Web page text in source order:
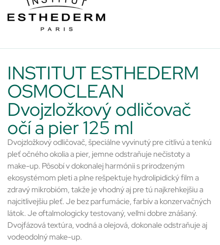
INSTITUT ESTHEDERM
OSMOCLEAN
Dvojzložkový odličovač
očí a pier 125 ml
Dvojzložkový odličovač, špeciálne vyvinutý pre citlivú a tenkú
pleť očného okolia a pier, jemne odstraňuje nečistoty a
make-up. Pôsobí v dokonalej harmónii s prirodzeným
ekosystémom pleti a plne rešpektuje hydrolipidický film a
zdravý mikrobióm, takže je vhodný aj pre tú najkrehkejšiu a
najcitlivejšiu pleť. Je bez parfumácie, farbív a konzervačných
látok. Je oftalmologicky testovaný, veľmi dobre znášaný.
Dvojfázová textúra, vodná a olejová, dokonale odstraňuje aj
vodeodolný make-up.